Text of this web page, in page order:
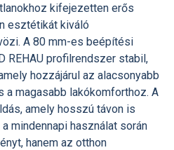
kifejezetten erős
esztétikát kiváló
A 80 mm-es beépítési
REHAU profilrendszer stabil,
hozzájárul az alacsonyabb
a magasabb lakókomforthoz. A
amely hosszú távon is
mindennapi használat során
hanem az otthon